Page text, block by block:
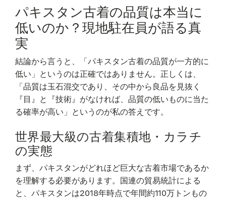
パキスタン古着の品質は本当に
低いのか？現地駐在員が語る真
実
結論から言うと、「パキスタン古着の品質が一方的に
低い」というのは正確ではありません。正しくは、
「品質は玉石混交であり、その中から良品を見抜く
『目』と『技術』がなければ、品質の低いものに当た
る確率が高い」というのが私の答えです。
世界最大級の古着集積地・カラチ
の実態
まず、パキスタンがどれほど巨大な古着市場であるか
を理解する必要があります。国連の貿易統計による
と、パキスタンは2018年時点で年間約110万トンもの